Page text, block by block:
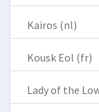
Kairos (nl)
Kousk Eol (fr)
Lady of the